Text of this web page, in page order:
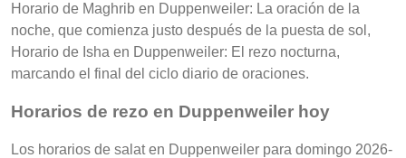
Horario de Maghrib en Duppenweiler: La oración de la
noche, que comienza justo después de la puesta de sol,
Horario de Isha en Duppenweiler: El rezo nocturna,
marcando el final del ciclo diario de oraciones.
Horarios de rezo en Duppenweiler hoy
Los horarios de salat en Duppenweiler para domingo 2026-